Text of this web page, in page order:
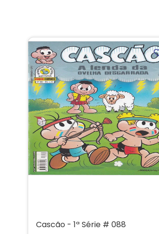
Cascão - 1ª Série # 088